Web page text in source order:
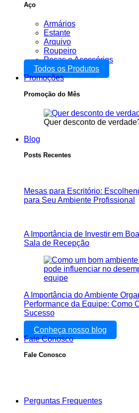
Aço
Armários
Estante
Arquivo
Roupeiro
Peças e Acessórios
Todos os Produtos
Promoções
Promoção do Mês
Quer desconto de
Blog
Posts Recentes
Mesas para Escritório:
para Seu Ambiente Profissional
A Importância de Investir em
Sala de Recepção
A Importância do Ambiente
Performance da Equipe: Como
Sucesso
Conheça nosso blog
Fale Conosco
Fale Conosco
Perguntas Frequentes